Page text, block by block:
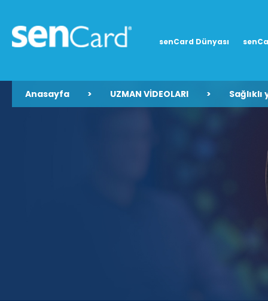
senCard Dünyası
Anasayfa > UZMAN VİDEOLARI >